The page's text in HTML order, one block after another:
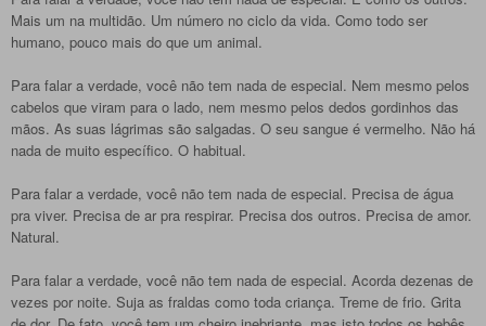
Mais um na multidão. Um número no ciclo da vida. Como todo ser
humano, pouco mais do que um animal.
Para falar a verdade, você não tem nada de especial. Nem mesmo pelos
cabelos que viram para o lado, nem mesmo pelos dedos gordinhos das
mãos. As suas lágrimas são salgadas. O seu sangue é vermelho. Não há
nada de muito específico. O habitual.
Para falar a verdade, você não tem nada de especial. Precisa de água
pra viver. Precisa de ar pra respirar. Precisa dos outros. Precisa de amor.
Natural.
Para falar a verdade, você não tem nada de especial. Acorda dezenas de
vezes por noite. Suja as fraldas como toda criança. Treme de frio. Grita